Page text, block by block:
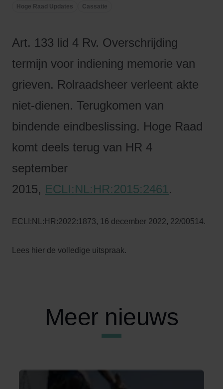
Hoge Raad Updates Cassatie
Art. 133 lid 4 Rv. Overschrijding
termijn voor indiening memorie van
grieven. Rolraadsheer verleent akte
niet-dienen. Terugkomen van
bindende eindbeslissing. Hoge Raad
komt deels terug van HR 4
september
2015, ECLI:NL:HR:2015:2461.
ECLI:NL:HR:2022:1873, 16 december 2022, 22/00514.
Lees hier de volledige uitspraak.
Meer nieuws